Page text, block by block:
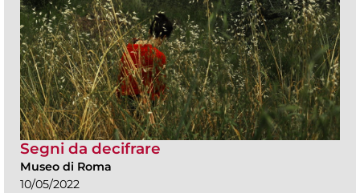
Segni da decifrare
Museo di Roma
10/05/2022